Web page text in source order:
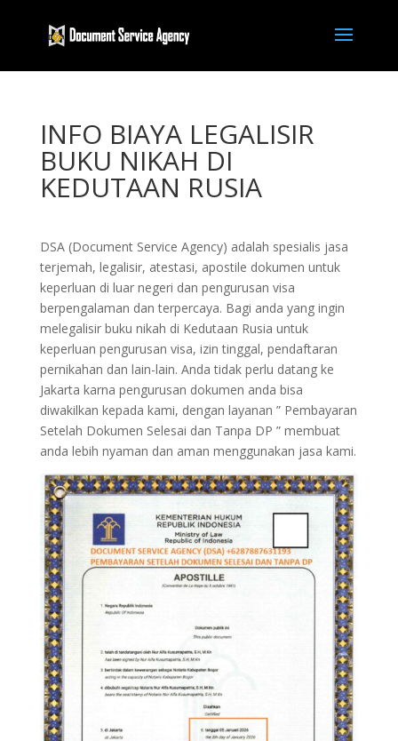
INFO BIAYA LEGALISIR
BUKU NIKAH DI
KEDUTAAN RUSIA
DSA (Document Service Agency) adalah spesialis jasa
terjemah, legalisir, atestasi, apostile dokumen untuk
keperluan di luar negeri dan pengurusan visa
berpengalaman dan terpercaya. Bagi anda yang ingin
melegalisir buku nikah di Kedutaan Rusia untuk
keperluan pengurusan visa, izin tinggal, pendaftaran
pernikahan dan lain-lain. Anda tidak perlu datang ke
Jakarta karna pengurusan dokumen anda bisa
diwakilkan kepada kami, dengan layanan ” Pembayaran
Setelah Dokumen Selesai dan Tanpa DP ” membuat
anda lebih nyaman dan aman menggunakan jasa kami.